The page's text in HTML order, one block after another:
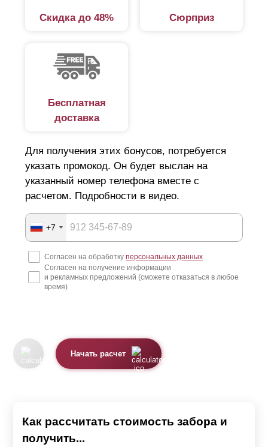
Скидка до 48% Сюрприз
Бесплатная
доставка
Для получения этих бонусов, потребуется
указать промокод. Он будет выслан на
указанный номер телефона вместе с
расчетом. Подробности в видео.
+7
Согласен на обработку персональных данных
Согласен на получение информации
и рекламных предложений (сможете отказаться в любое
время)
Начать расчет
Как рассчитать стоимость забора и
получить...